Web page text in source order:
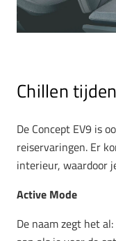
Chillen
De Concept EV9 is
reiservaringen. Er
interieur, waardoor
Active Mode
De naam zegt het